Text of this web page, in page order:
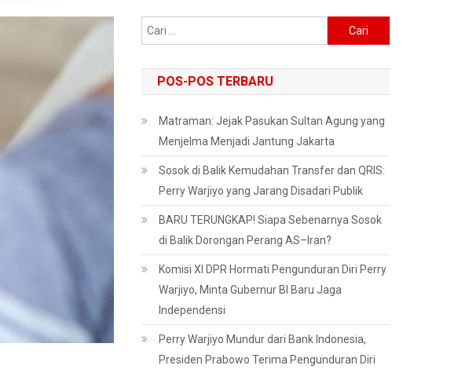
untuk:
POS-POS TERBARU
Matraman: Jejak Pasukan Sultan Agung yang
Menjelma Menjadi Jantung Jakarta
Sosok di Balik Kemudahan Transfer dan QRIS:
Perry Warjiyo yang Jarang Disadari Publik
BARU TERUNGKAP! Siapa Sebenarnya Sosok
di Balik Dorongan Perang AS–Iran?
Komisi XI DPR Hormati Pengunduran Diri Perry
Warjiyo, Minta Gubernur BI Baru Jaga
Independensi
Perry Warjiyo Mundur dari Bank Indonesia,
Presiden Prabowo Terima Pengunduran Diri